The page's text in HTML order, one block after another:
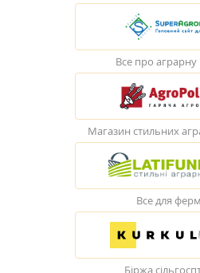
Все про аграрну
Магазин стильних
Все для
Біржа